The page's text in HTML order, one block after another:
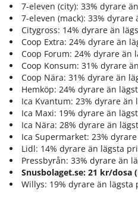
7-eleven (city): 33% dyrare
7-eleven (mack): 33% dyrare
Citygross: 14% dyrare än
Coop Extra: 24% dyrare än
Coop Forum: 24% dyrare än
Coop Konsum: 31% dyrare
Coop Nära: 31% dyrare än
Hemköp: 24% dyrare än
Ica Kvantum: 23% dyrare än
Ica Maxi: 19% dyrare än
Ica Nära: 28% dyrare än
Ica Supermarket: 23%
Lidl: 14% dyrare än lägsta
Pressbyrån: 33% dyrare än
Snusbolaget.se: 21 kr/dosa
Willys: 19% dyrare än lägsta